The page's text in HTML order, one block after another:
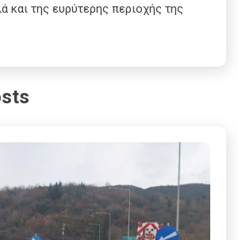
και της ευρύτερης περιοχής της